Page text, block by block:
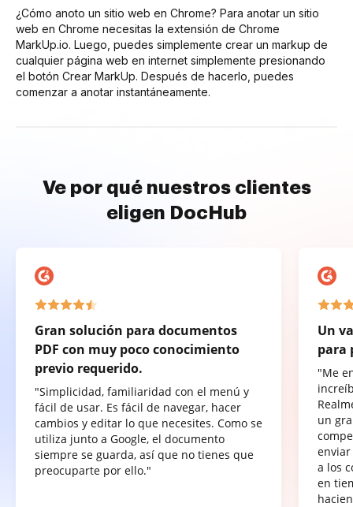
¿Cómo anoto un sitio web en Chrome? Para anotar un sitio
web en Chrome necesitas la extensión de Chrome
MarkUp.io. Luego, puedes simplemente crear un markup de
cualquier página web en internet simplemente presionando
el botón Crear MarkUp. Después de hacerlo, puedes
comenzar a anotar instantáneamente.
Ve por qué nuestros clientes
eligen DocHub
Gran solución para documentos
PDF con muy poco conocimiento
previo requerido.
"Simplicidad, familiaridad con el menú y
fácil de usar. Es fácil de navegar, hacer
cambios y editar lo que necesites. Como se
utiliza junto a Google, el documento
siempre se guarda, así que no tienes que
preocuparte por ello."
Un
para
"Me
un
a los
en